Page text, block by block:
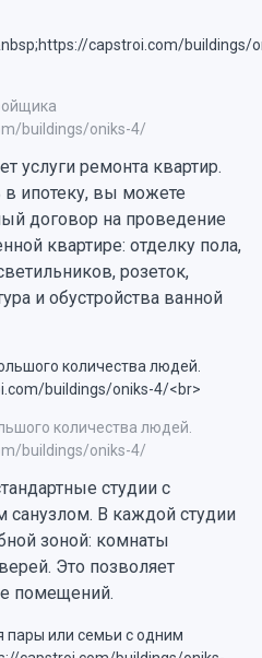
buildings/oniks-4/
услуги ремонта квартир.
ипотеку, вы можете
договор на проведение
квартире: отделку пола,
розеток,
и обустройства ванной
количества людей.
buildings/oniks-4/
студии с
В каждой студии
зоной: комнаты
Это позволяет
помещений.